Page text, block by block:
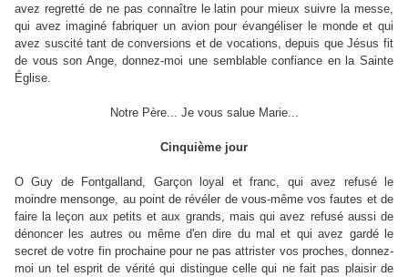
avez regretté de ne pas connaître le latin pour mieux suivre la messe,
qui avez imaginé fabriquer un avion pour évangéliser le monde et qui
avez suscité tant de conversions et de vocations, depuis que Jésus fit
de vous son Ange, donnez-moi une semblable confiance en la Sainte
Église.
Notre Père... Je vous salue Marie...
Cinquième jour
O Guy de Fontgalland, Garçon loyal et franc, qui avez refusé le
moindre mensonge, au point de révéler de vous-même vos fautes et de
faire la leçon aux petits et aux grands, mais qui avez refusé aussi de
dénoncer les autres ou même d'en dire du mal et qui avez gardé le
secret de votre fin prochaine pour ne pas attrister vos proches, donnez-
moi un tel esprit de vérité qui distingue celle qui ne fait pas plaisir de